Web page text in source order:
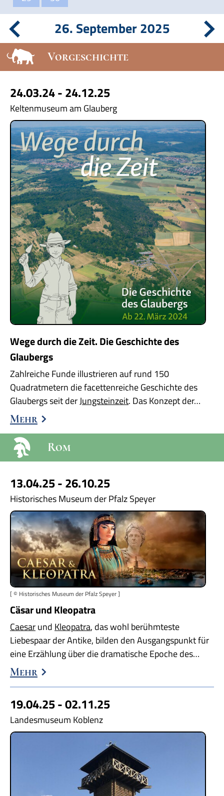
26. September 2025
Vorgeschichte
24.03.24 - 24.12.25
Keltenmuseum am Glauberg
Wege durch die Zeit. Die Geschichte des
Glaubergs
Zahlreiche Funde illustrieren auf rund 150
Quadratmetern die facettenreiche Geschichte des
Glaubergs seit derJungsteinzeit. Das Konzept der…
Mehr
Rom
13.04.25 - 26.10.25
Historisches Museum der Pfalz Speyer
[ © Historisches Museum der Pfalz Speyer ]
Cäsar und Kleopatra
Caesarund Kleopatra, das wohl berühmteste
Liebespaar der Antike, bilden den Ausgangspunkt für
eine Erzählung über die dramatische Epoche des…
Mehr
19.04.25 - 02.11.25
Landesmuseum Koblenz